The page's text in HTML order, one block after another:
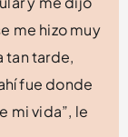
me hizo muy
tan tarde,
fue donde
mi vida”, le